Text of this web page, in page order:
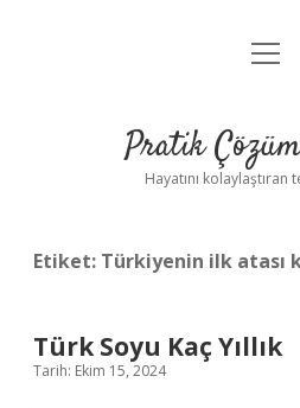
Anasayfa
Yasal
Pratik
Hayatını kolaylaştıran
Etiket: Türkiyenin ilk atası
Türk Soyu Kaç Yıllık
Tarih: Ekim 15, 2024